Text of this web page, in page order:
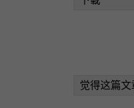
觉得这篇文